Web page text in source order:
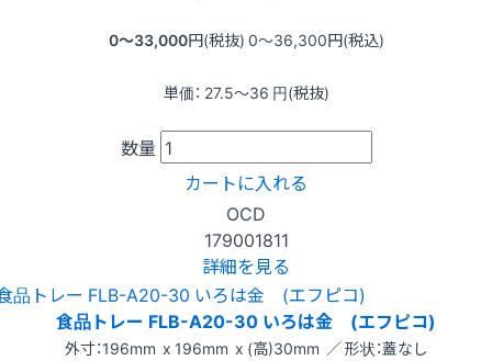
0〜33,000円(税抜) 0〜36,300円(税込)
単価： 27.5〜36 円(税抜)
数量
カートに入れる
OCD
179001811
詳細を見る
食品トレー FLB-A20-30 いろは金 (エフピコ)
外寸：196mm x 196mm x (高)30mm ／ 形状：蓋なし